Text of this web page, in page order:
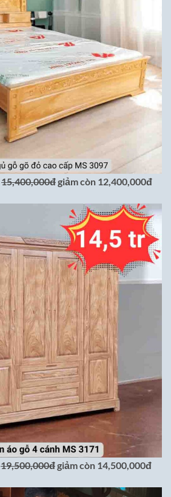
15,400,000đgiảm còn 12,400,000đ
19,500,000đgiảm còn 14,500,000đ